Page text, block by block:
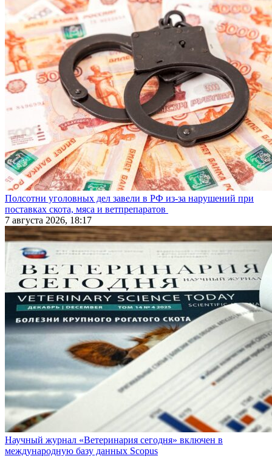
Полсотни уголовных дел завели в РФ из-за нарушений при
поставках скота, мяса и ветпрепаратов
7 августа 2026, 18:17
Научный журнал «Ветеринария сегодня» включен в
международную базу данных Scopus